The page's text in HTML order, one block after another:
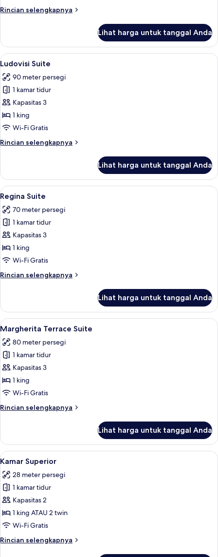
Rincian selengkapnya
Rincian
Dolce
Vita
Suite
Lihat harga untuk tanggal Anda
Lihat
semua
foto
untuk
Ludovisi
Suite
Seprai premium, selimut bulu angsa,
8
Ludovisi Suite
90 meter persegi
1 kamar tidur
Kapasitas 3
1 king
Wi-Fi Gratis
Rincian selengkapnya
Rincian
Ludovisi
Suite
Lihat harga untuk tanggal Anda
Lihat
semua
foto
untuk
Regina
Suite
Seprai premium, selimut bulu angsa,
8
Regina Suite
70 meter persegi
1 kamar tidur
Kapasitas 3
1 king
Wi-Fi Gratis
Rincian selengkapnya
Rincian
Regina
Suite
Lihat harga untuk tanggal Anda
Lihat
semua
foto
untuk
Margherita
Terrace
Suite
Margherita Terrace Suite | Teras/patio
11
Margherita Terrace Suite
80 meter persegi
1 kamar tidur
Kapasitas 3
1 king
Wi-Fi Gratis
Rincian selengkapnya
Rincian
Margherita
Terrace
Suite
Lihat harga untuk tanggal Anda
Lihat
semua
foto
untuk
Kamar
Superior
Kamar Superior | Seprai premium,
8
Kamar Superior
28 meter persegi
1 kamar tidur
Kapasitas 2
1 king ATAU 2 twin
Wi-Fi Gratis
Rincian selengkapnya
Rincian